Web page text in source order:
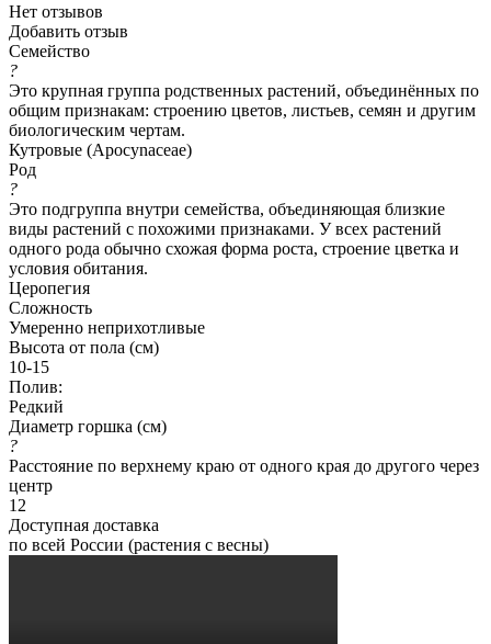
Нет отзывов
Добавить отзыв
Семейство
?
Это крупная группа родственных растений, объединённых по
общим признакам: строению цветов, листьев, семян и другим
биологическим чертам.
Кутровые (Apocynaceae)
Род
?
Это подгруппа внутри семейства, объединяющая близкие
виды растений с похожими признаками. У всех растений
одного рода обычно схожая форма роста, строение цветка и
условия обитания.
Церопегия
Сложность
Умеренно неприхотливые
Высота от пола (см)
10-15
Полив:
Редкий
Диаметр горшка (см)
?
Расстояние по верхнему краю от одного края до другого через
центр
12
Доступная доставка
по всей России (растения с весны)